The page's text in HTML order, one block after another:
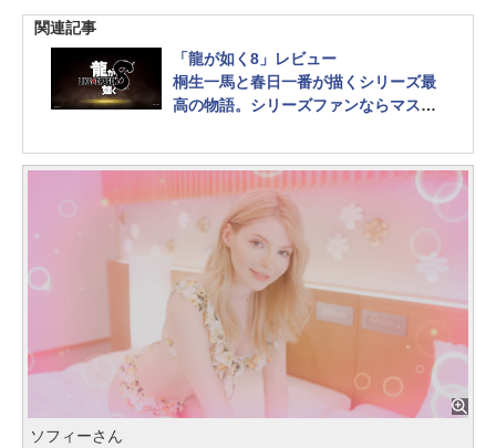
関連記事
「龍が如く8」レビュー
桐生一馬と春日一番が描くシリーズ最
高の物語。シリーズファンならマスト
ソフィーさん